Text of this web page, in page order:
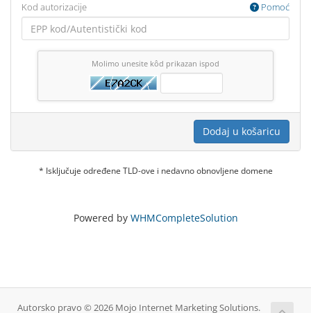
Kod autorizacije Pomoć
Molimo unesite kôd prikazan ispod
Dodaj u košaricu
* Isključuje određene TLD-ove i nedavno obnovljene domene
Powered by WHMCompleteSolution
Autorsko pravo © 2026 Mojo Internet Marketing Solutions.